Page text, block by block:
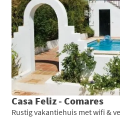
Casa Feliz - Comares
Rustig vakantiehuis met wifi &